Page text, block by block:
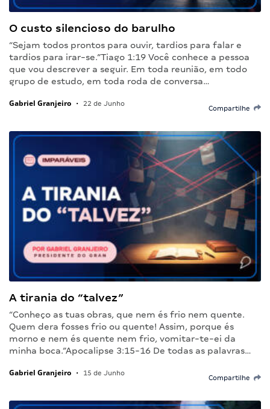
O custo silencioso do barulho
“Sejam todos prontos para ouvir, tardios para falar e
tardios para irar-se.”Tiago 1:19 Você conhece a pessoa
que vou descrever a seguir. Em toda reunião, em todo
grupo de estudo, em toda roda de conversa…
Gabriel Granjeiro • 22 de Junho
Compartilhe
A tirania do “talvez”
“Conheço as tuas obras, que nem és frio nem quente.
Quem dera fosses frio ou quente! Assim, porque és
morno e nem és quente nem frio, vomitar-te-ei da
minha boca.”Apocalipse 3:15-16 De todas as palavras…
Gabriel Granjeiro • 15 de Junho
Compartilhe